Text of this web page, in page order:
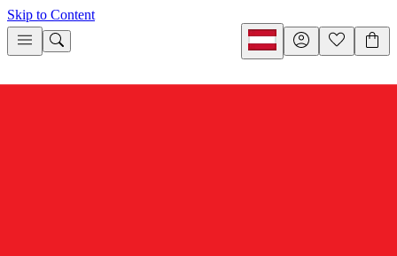
Skip to Content